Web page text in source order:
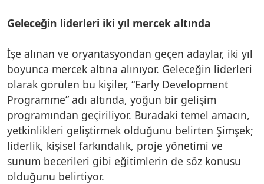
Geleceğin liderleri iki yıl mercek altında
İşe alınan ve oryantasyondan geçen adaylar, iki yıl
boyunca mercek altına alınıyor. Geleceğin liderleri
olarak görülen bu kişiler, “Early Development
Programme” adı altında, yoğun bir gelişim
programından geçiriliyor. Buradaki temel amacın,
yetkinlikleri geliştirmek olduğunu belirten Şimşek;
liderlik, kişisel farkındalık, proje yönetimi ve
sunum becerileri gibi eğitimlerin de söz konusu
olduğunu belirtiyor.